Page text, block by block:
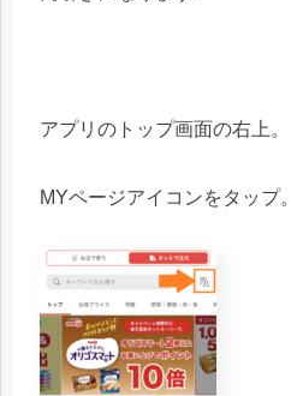
アプリのトップ画面の右上。
MYページアイコンをタップ。